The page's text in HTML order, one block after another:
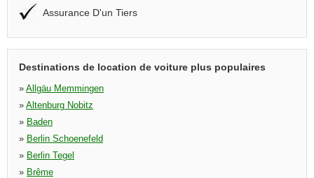
Assurance D'un Tiers
Destinations de location de voiture plus populaires
» Allgäu Memmingen
» Altenburg Nobitz
» Baden
» Berlin Schoenefeld
» Berlin Tegel
» Brême